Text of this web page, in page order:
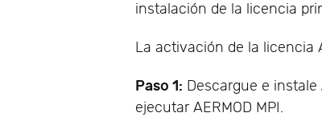
instalación de la licencia
La activación de la licencia
Paso 1: Descargue e instale
ejecutar AERMOD MPI.